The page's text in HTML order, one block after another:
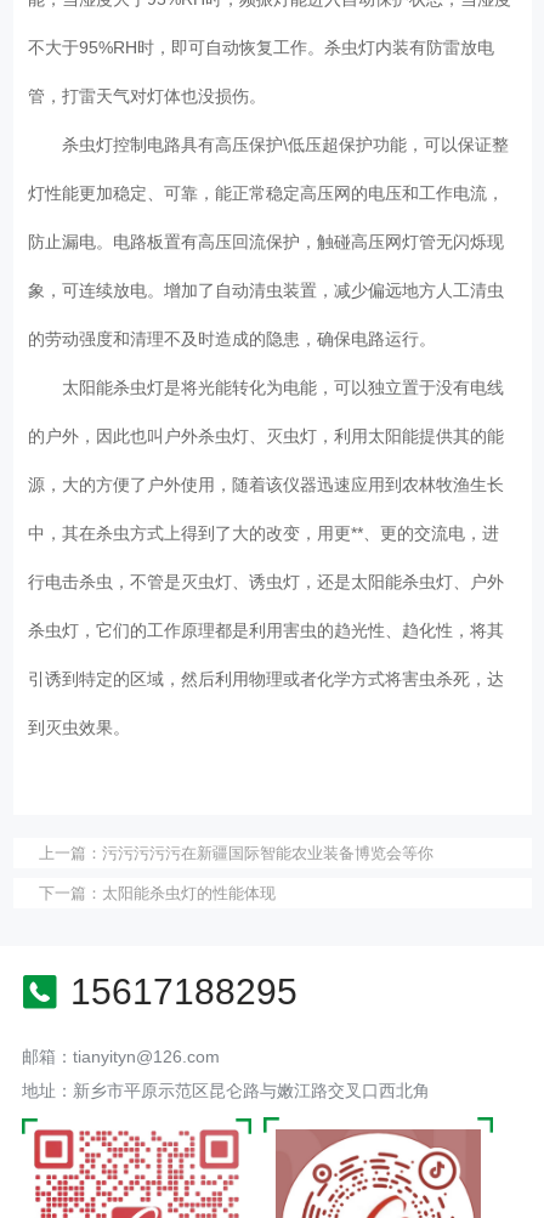
不大于95%RH时，即可自动恢复工作。杀虫灯内装有防雷放电
管，打雷天气对灯体也没损伤。
杀虫灯控制电路具有高压保护\低压超保护功能，可以保证整
灯性能更加稳定、可靠，能正常稳定高压网的电压和工作电流，
防止漏电。电路板置有高压回流保护，触碰高压网灯管无闪烁现
象，可连续放电。增加了自动清虫装置，减少偏远地方人工清虫
的劳动强度和清理不及时造成的隐患，确保电路运行。
太阳能杀虫灯是将光能转化为电能，可以独立置于没有电线
的户外，因此也叫户外杀虫灯、灭虫灯，利用太阳能提供其的能
源，大的方便了户外使用，随着该仪器迅速应用到农林牧渔生长
中，其在杀虫方式上得到了大的改变，用更**、更的交流电，进
行电击杀虫，不管是灭虫灯、诱虫灯，还是太阳能杀虫灯、户外
杀虫灯，它们的工作原理都是利用害虫的趋光性、趋化性，将其
引诱到特定的区域，然后利用物理或者化学方式将害虫杀死，达
到灭虫效果。
上一篇： 污污污污污在新疆国际智能农业装备博览会等你
下一篇： 太阳能杀虫灯的性能体现
15617188295
邮箱：tianyityn@126.com
地址：新乡市平原示范区昆仑路与嫩江路交叉口西北角